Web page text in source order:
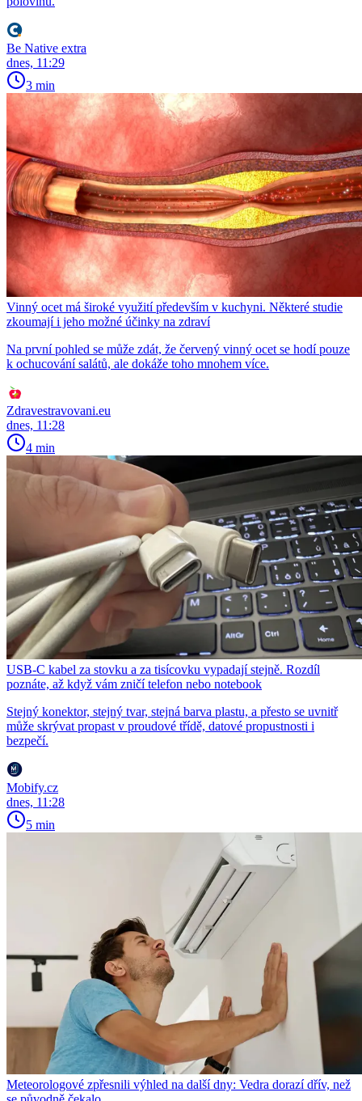
Be Native extra
dnes, 11:29
3 min
Vinný ocet má široké využití především v kuchyni. Některé studie
zkoumají i jeho možné účinky na zdraví
Na první pohled se může zdát, že červený vinný ocet se hodí pouze
k ochucování salátů, ale dokáže toho mnohem více.
Zdravestravovani.eu
dnes, 11:28
4 min
USB-C kabel za stovku a za tisícovku vypadají stejně. Rozdíl
poznáte, až když vám zničí telefon nebo notebook
Stejný konektor, stejný tvar, stejná barva plastu, a přesto se uvnitř
může skrývat propast v proudové třídě, datové propustnosti i
bezpečí.
Mobify.cz
dnes, 11:28
5 min
Meteorologové zpřesnili výhled na další dny: Vedra dorazí dřív, než